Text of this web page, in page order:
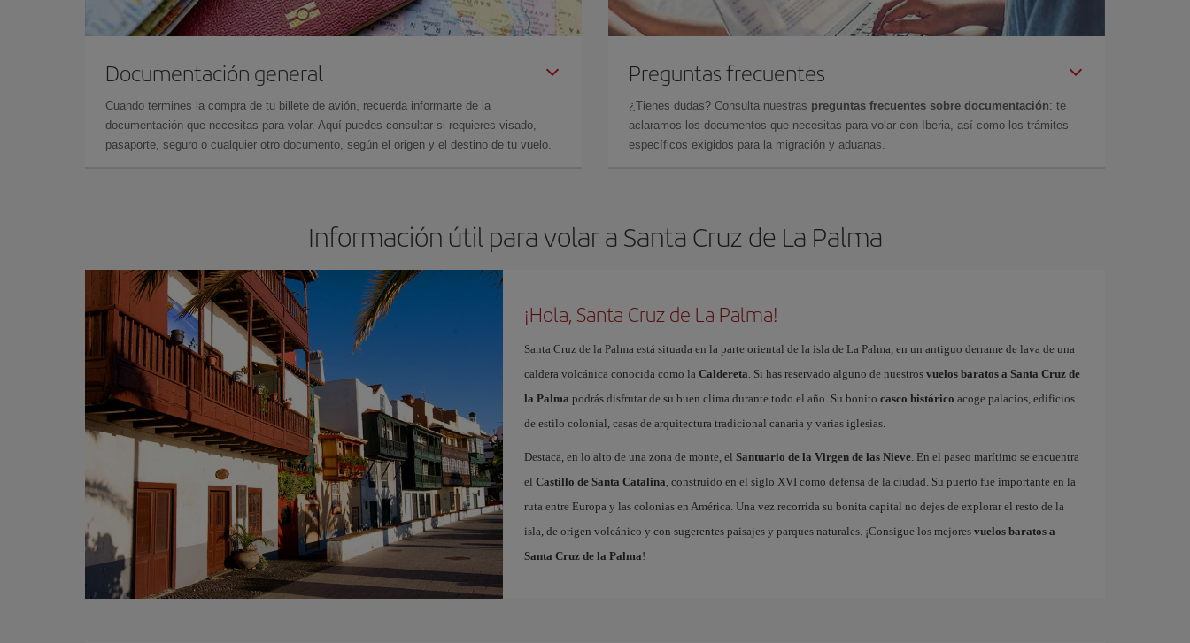
Documentación general
Cuando termines la compra de tu billete de avión, recuerda informarte de la
documentación que necesitas para volar. Aquí puedes consultar si requieres visado,
pasaporte, seguro o cualquier otro documento, según el origen y el destino de tu vuelo.
Preguntas frecuentes
¿Tienes dudas? Consulta nuestras preguntas frecuentes sobre documentación: te
aclaramos los documentos que necesitas para volar con Iberia, así como los trámites
específicos exigidos para la migración y aduanas.
Información útil para volar a Santa Cruz de La Palma
¡Hola, Santa Cruz de La Palma!
Santa Cruz de la Palma está situada en la parte oriental de la isla de La Palma, en un antiguo derrame de lava de una
caldera volcánica conocida como la Caldereta. Si has reservado alguno de nuestros vuelos baratos a Santa Cruz de
la Palma podrás disfrutar de su buen clima durante todo el año. Su bonito casco histórico acoge palacios, edificios
de estilo colonial, casas de arquitectura tradicional canaria y varias iglesias.
Destaca, en lo alto de una zona de monte, el Santuario de la Virgen de las Nieve. En el paseo marítimo se encuentra
el Castillo de Santa Catalina, construido en el siglo XVI como defensa de la ciudad. Su puerto fue importante en la
ruta entre Europa y las colonias en América. Una vez recorrida su bonita capital no dejes de explorar el resto de la
isla, de origen volcánico y con sugerentes paisajes y parques naturales. ¡Consigue los mejores vuelos baratos a
Santa Cruz de la Palma!